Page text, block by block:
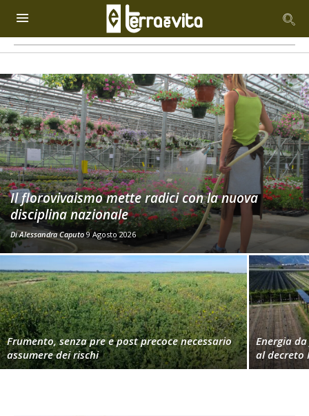
Il florovivaismo mette radici con la nuova
disciplina nazionale
DiAlessandra Caputo 9 Agosto 2026
Frumento, senza pre e post precoce necessario
assumere dei rischi
Energia
al decreto